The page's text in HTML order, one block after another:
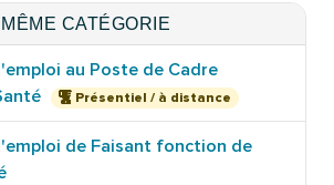
CATÉGORIE
au Poste de Cadre
Présentiel / à distance
de Faisant fonction de